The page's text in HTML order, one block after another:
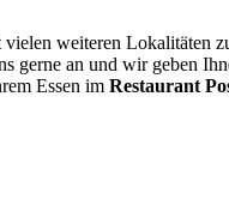
weiteren Lokalitäten
gerne an und wir geben
Essen im Restaurant